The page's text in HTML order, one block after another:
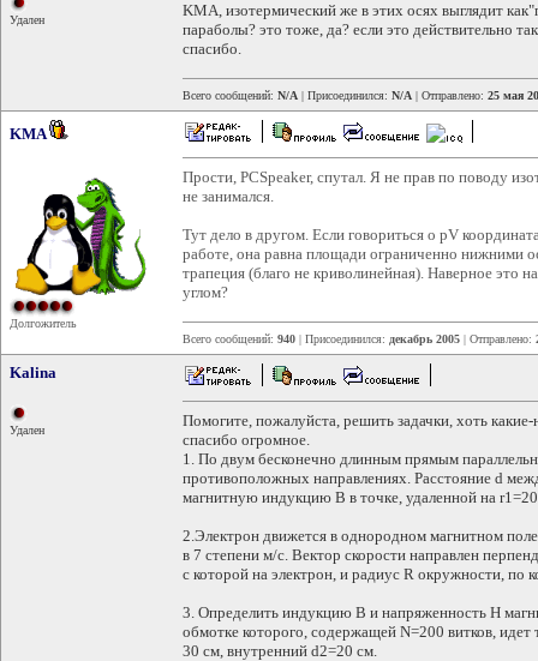
Удален
KMA, изотермический же в этих осях выглядит
параболы? это тоже, да? если это действительно
спасибо.
Всего сообщений: N/A | Присоединился: N/A | Отправлено: 25 мая
KMA
Долгожитель
Прости, PCSpeaker, спутал. Я не прав по поводу
не занимался.
Тут дело в другом. Если говориться о pV
работе, она равна площади ограниченно нижними
трапеция (благо не криволинейная). Наверное это
углом?
Всего сообщений: 940 | Присоединился: декабрь 2005 | Отправлено:
Kalina
Удален
Помогите, пожалуйста, решить задачки, хоть
спасибо огромное.
1. По двум бесконечно длинным прямым
противоположных направлениях. Расстояние d
магнитную индукцию В в точке, удаленной на
2.Электрон движется в однородном магнитном
в 7 степени м/с. Вектор скорости направлен
с которой на электрон, и радиус R окружности, по
3. Определить индукцию B и напряженность H
обмотке которого, содержащей N=200 витков,
30 см, внутренний d2=20 см.